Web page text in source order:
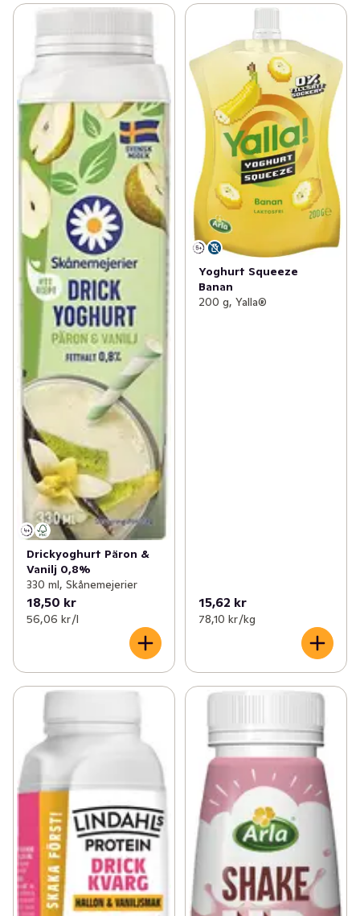
Drickyoghurt Päron &
Vanilj 0,8%
330 ml, Skånemejerier
18,50 kr
56,06 kr /l
Yoghurt Squeeze
Banan
200 g, Yalla®
15,62 kr
78,10 kr /kg